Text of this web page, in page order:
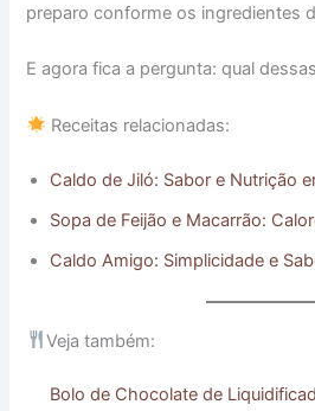
preparo conforme os ingredientes
E agora fica a pergunta: qual
Receitas relacionadas:
Caldo de Jiló: Sabor e Nutrição
Sopa de Feijão e Macarrão:
Caldo Amigo: Simplicidade e
Veja também:
Bolo de Chocolate de